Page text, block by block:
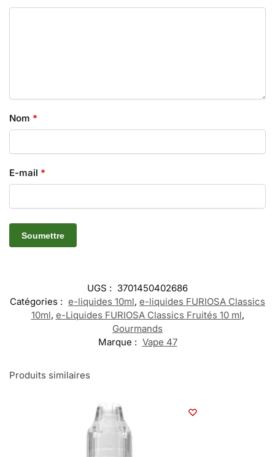
Nom *
E-mail *
UGS : 3701450402686
Catégories : e-liquides 10ml, e-liquides FURIOSA Classics
10ml, e-Liquides FURIOSA Classics Fruités 10 ml,
Gourmands
Marque : Vape 47
Produits similaires